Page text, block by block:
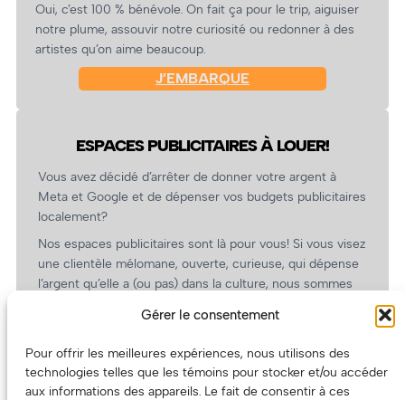
Gérer le consentement
Pour offrir les meilleures expériences, nous utilisons des
technologies telles que les témoins pour stocker et/ou accéder
aux informations des appareils. Le fait de consentir à ces
Oui, c’est 100 % bénévole. On fait ça pour le trip, aiguiser
notre plume, assouvir notre curiosité ou redonner à des
artistes qu’on aime beaucoup.
J’EMBARQUE
ESPACES PUBLICITAIRES À LOUER!
Vous avez décidé d’arrêter de donner votre argent à
Meta et Google et de dépenser vos budgets publicitaires
localement?
Nos espaces publicitaires sont là pour vous! Si vous visez
une clientèle mélomane, ouverte, curieuse, qui dépense
l’argent qu’elle a (ou pas) dans la culture, nous sommes
revient.
(Oui, on va avoir des tarifs spéciaux pour vous, les